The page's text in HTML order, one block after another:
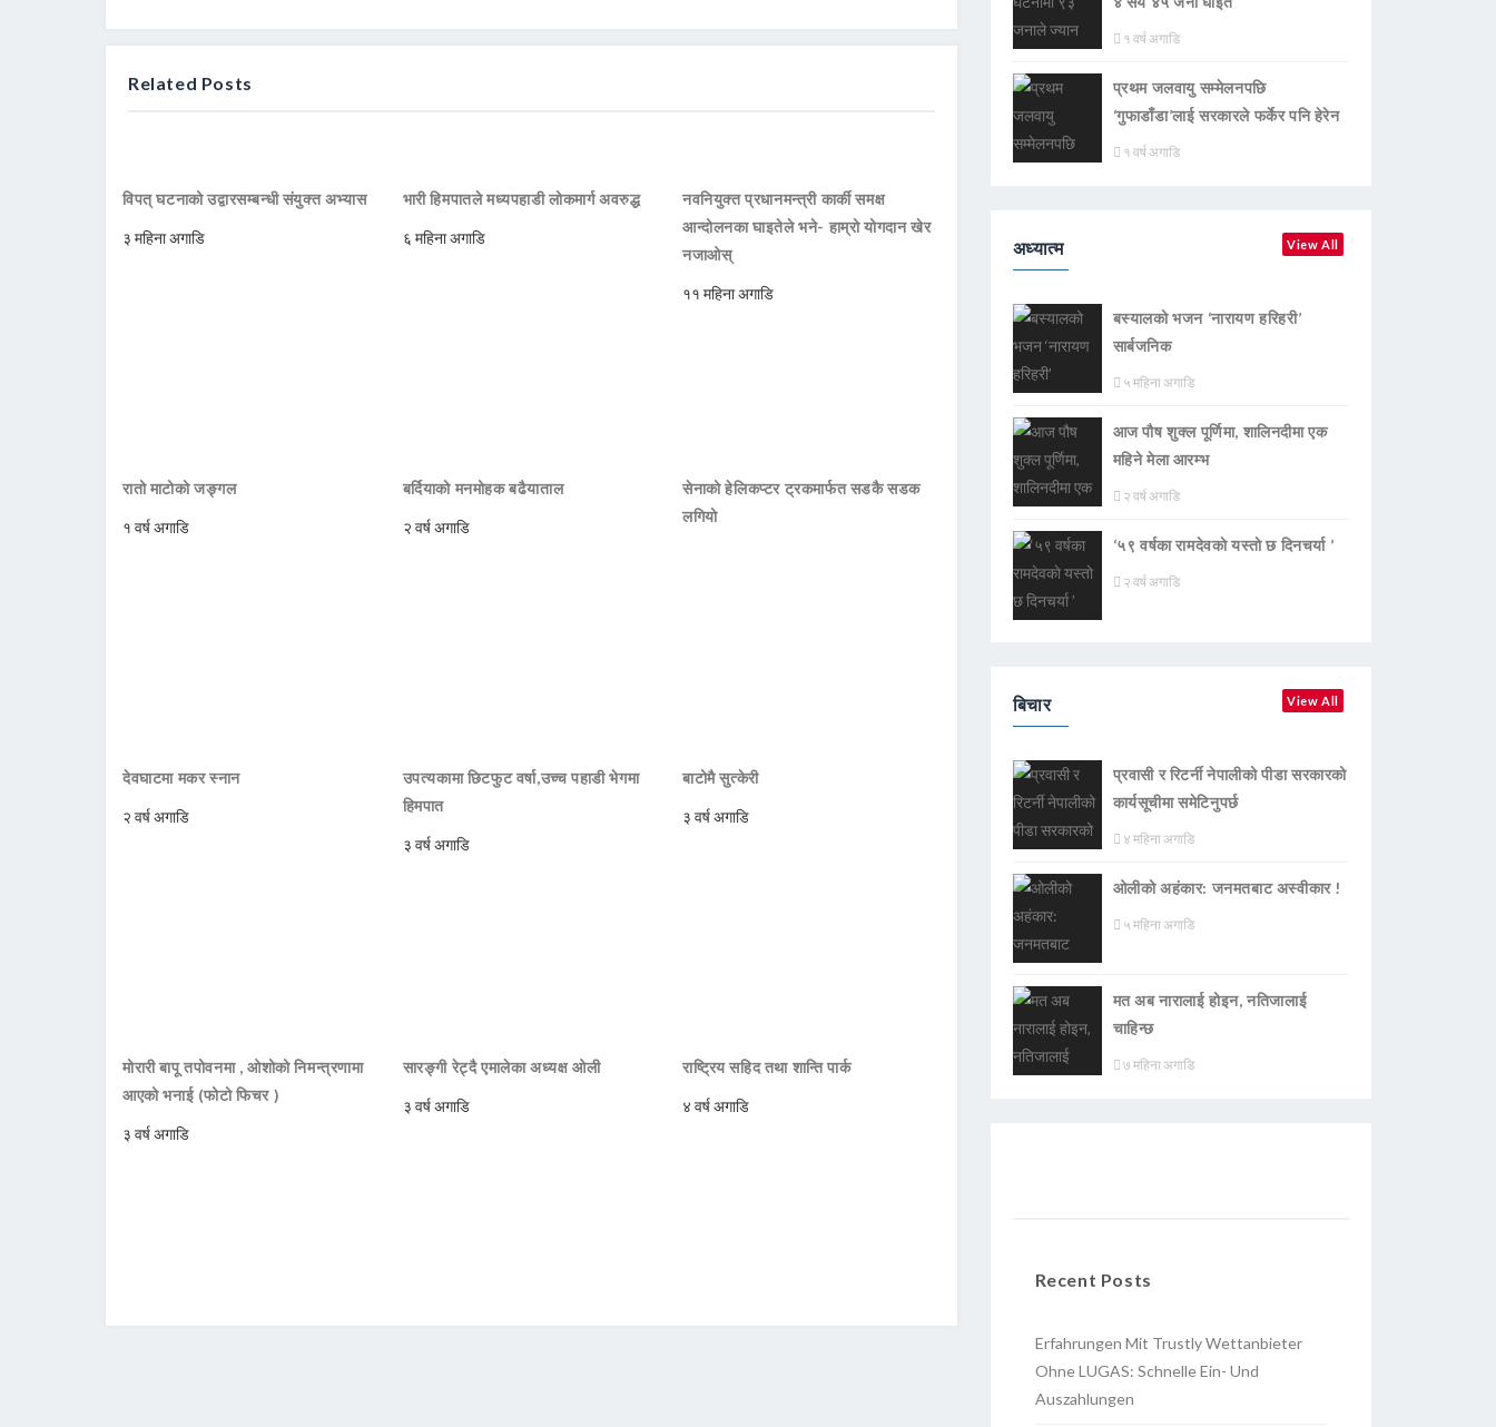
Related Posts
विपत् घटनाको उद्वारसम्बन्धी संयुक्त अभ्यास
३ महिना अगाडि
भारी हिमपातले मध्यपहाडी लोकमार्ग अवरुद्ध
६ महिना अगाडि
नवनियुक्त प्रधानमन्त्री कार्की समक्ष
आन्दोलनका घाइतेले भने- हाम्रो योगदान खेर
नजाओस्
११ महिना अगाडि
रातो माटोको जङ्गल
१ वर्ष अगाडि
बर्दियाको मनमोहक बढैयाताल
२ वर्ष अगाडि
सेनाको हेलिकप्टर ट्रकमार्फत सडकै सडक
लगियो
देवघाटमा मकर स्नान
२ वर्ष अगाडि
उपत्यकामा छिटफुट वर्षा,उच्च पहाडी भेगमा
हिमपात
३ वर्ष अगाडि
बाटोमै सुत्केरी
३ वर्ष अगाडि
मोरारी बापू तपोवनमा , ओशोको निमन्त्रणामा
आएको भनाई (फोटो फिचर )
३ वर्ष अगाडि
सारङ्गी रेट्दै एमालेका अध्यक्ष ओली
३ वर्ष अगाडि
राष्ट्रिय सहिद तथा शान्ति पार्क
४ वर्ष अगाडि
१ वर्ष अगाडि
प्रथम जलवायु सम्मेलनपछि
‘गुफाडाँडा’लाई सरकारले फर्केर पनि हेरेन
१ वर्ष अगाडि
अध्यात्म View All
बस्यालको भजन ‘नारायण हरिहरी’
सार्बजनिक
५ महिना अगाडि
आज पौष शुक्ल पूर्णिमा, शालिनदीमा एक
महिने मेला आरम्भ
२ वर्ष अगाडि
‘५९ वर्षका रामदेवकाे यस्ताे छ दिनचर्या ’
२ वर्ष अगाडि
बिचार View All
प्रवासी र रिटर्नी नेपालीको पीडा सरकारको
कार्यसूचीमा समेटिनुपर्छ
४ महिना अगाडि
ओलीको अहंकार: जनमतबाट अस्वीकार !
५ महिना अगाडि
मत अब नारालाई होइन, नतिजालाई
चाहिन्छ
७ महिना अगाडि
Recent Posts
Erfahrungen Mit Trustly Wettanbieter
Ohne LUGAS: Schnelle Ein- Und
Auszahlungen